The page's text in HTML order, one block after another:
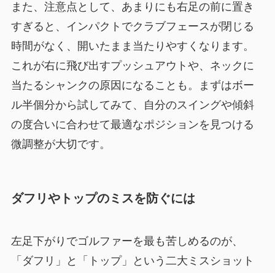
また、注意点として、あまりにも右足の前に置き
すぎると、インパクトでクラブフェースが閉じる
時間がなく、開いたまま当たりやすくなります。
これが右に飛び出すプッシュアウトや、ネックに
当たるシャンクの原因になることも。まずはボー
ル半個分から試してみて、自分のスイングや傾斜
の度合いに合わせて最適なポジションを見つける
微調整が大切です。
ダフリやトップのミスを防ぐには
左足下がりでゴルファーを最も苦しめるのが、
「ダフリ」と「トップ」という二大ミスショット